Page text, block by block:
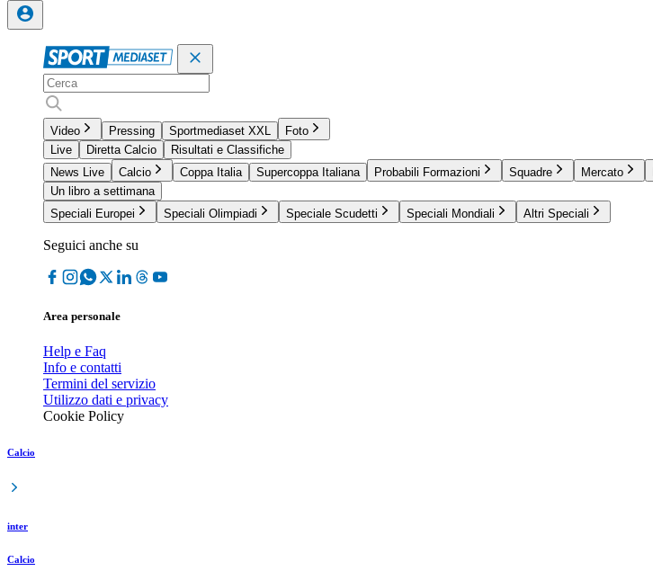
Video Pressing Sportmediaset XXL
Foto
Live
Diretta Calcio
Risultati e Classifiche
News Live
Calcio Coppa Italia Supercoppa Italiana Probabili Formazioni Squadre Mercato
Un libro a settimana
Speciali Europei
Speciali Olimpiadi Speciale Scudetti Speciali Mondiali Altri Speciali
Seguici anche su
Area personale
Help e Faq
Info e contatti
Termini del servizio
Utilizzo dati e privacy
Cookie Policy
Calcio
inter
Calcio